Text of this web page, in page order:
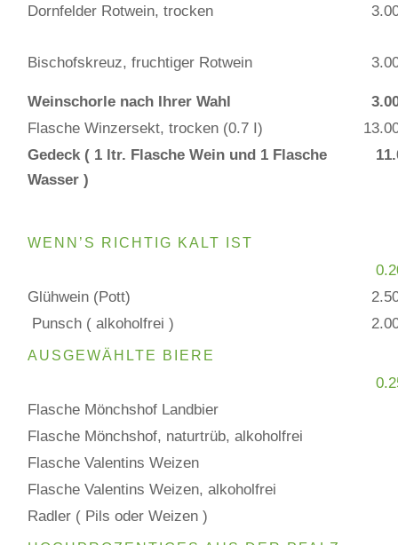
Dornfelder Rotwein, trocken
Bischofskreuz, fruchtiger Rotwein
Weinschorle nach Ihrer Wahl
Flasche Winzersekt, trocken (0.7 I)
Gedeck ( 1 ltr. Flasche Wein und 1 Flasche
Wasser )
WENN’S RICHTIG KALT IST
Glühwein (Pott)
Punsch ( alkoholfrei )
AUSGEWÄHLTE BIERE
Flasche Mönchshof Landbier
Flasche Mönchshof, naturtrüb, alkoholfrei
Flasche Valentins Weizen
Flasche Valentins Weizen, alkoholfrei
Radler ( Pils oder Weizen )